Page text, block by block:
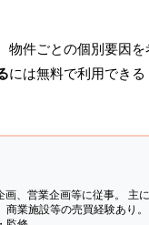
件ごとの個別要因を
には無料で利用できる
、営業企画等に従事。 主
商業施設等の売買経験あり